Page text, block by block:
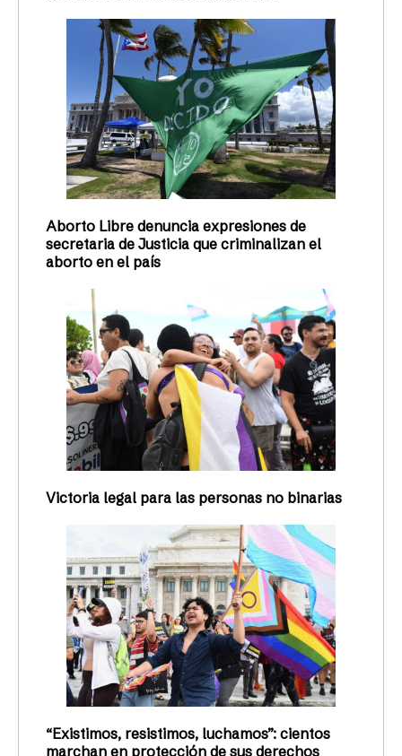
Aborto Libre denuncia expresiones de
secretaria de Justicia que criminalizan el
aborto en el país
Victoria legal para las personas no binarias
“Existimos, resistimos, luchamos”: cientos
marchan en protección de sus derechos